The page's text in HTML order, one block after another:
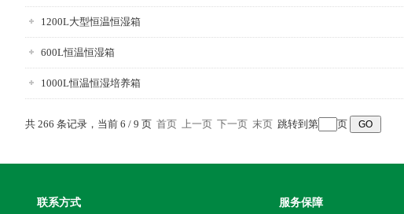
1200L大型恒温恒湿箱
600L恒温恒湿箱
1000L恒温恒湿培养箱
共 266 条记录，当前 6 / 9 页 首页 上一页 下一页 末页 跳转到第 页
联系方式 服务保障